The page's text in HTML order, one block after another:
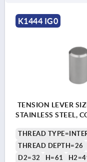
K1444 IG0
TENSION LEVER
STAINLESS STEEL,
THREAD
THREAD DEPTH=26
D2=32
H=61